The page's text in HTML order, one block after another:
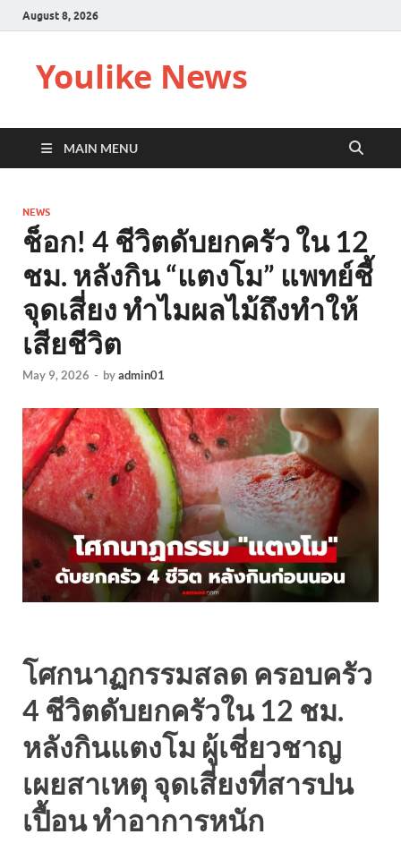
August 8, 2026
Youlike News
MAIN MENU
NEWS
ช็อก! 4 ชีวิตดับยกครัว ใน 12
ชม. หลังกิน “แตงโม” แพทย์ชี้
จุดเสี่ยง ทำไมผลไม้ถึงทำให้
เสียชีวิต
May 9, 2026 - byadmin01
โศกนาฏกรรมสลด ครอบครัว
4 ชีวิตดับยกครัวใน 12 ชม.
หลังกินแตงโม ผู้เชี่ยวชาญ
เผยสาเหตุ จุดเสี่ยงที่สารปน
เปื้อน ทำอาการหนัก